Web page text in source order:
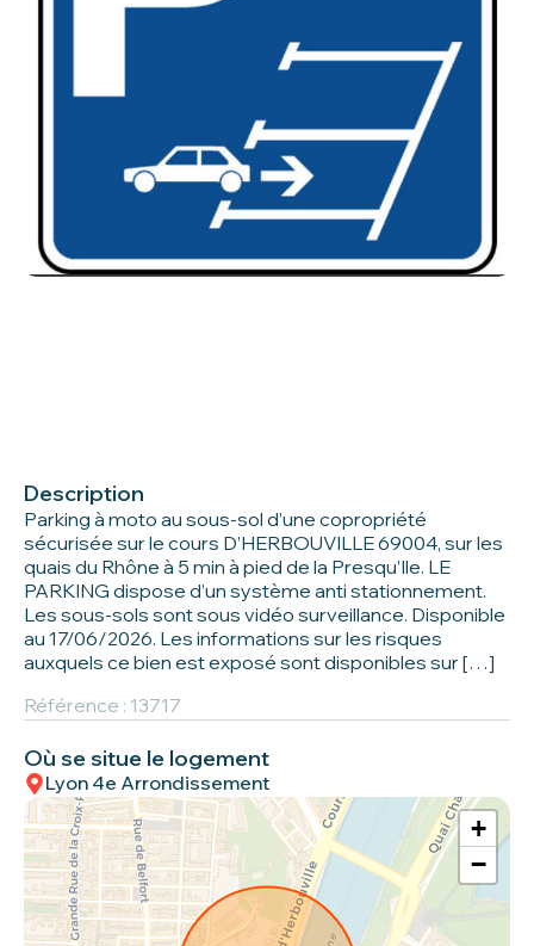
Description
Parking à moto au sous-sol d’une copropriété
sécurisée sur le cours D’HERBOUVILLE 69004, sur les
quais du Rhône à 5 min à pied de la Presqu’Ile. LE
PARKING dispose d’un système anti stationnement.
Les sous-sols sont sous vidéo surveillance. Disponible
au 17/06/2026. Les informations sur les risques
auxquels ce bien est exposé sont disponibles sur […]
Référence : 13717
Où se situe le logement
Lyon 4e Arrondissement
+
−